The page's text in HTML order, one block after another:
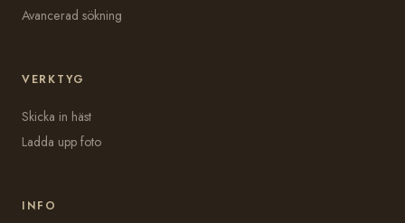
Avancerad sökning
VERKTYG
Skicka in häst
Ladda upp foto
INFO